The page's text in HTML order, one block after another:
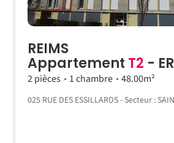
REIMS
Appartement T2 -
2 pièces 1 chambre 48.00m²
025 RUE DES ESSILLARDS - Secteur :